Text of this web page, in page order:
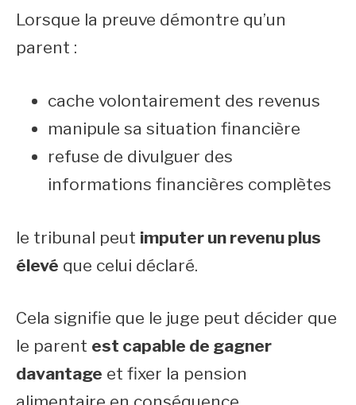
Lorsque la preuve démontre qu’un
parent :
cache volontairement des revenus
manipule sa situation financière
refuse de divulguer des
informations financières complètes
le tribunal peut imputer un revenu plus
élevé que celui déclaré.
Cela signifie que le juge peut décider que
le parent est capable de gagner
davantage et fixer la pension